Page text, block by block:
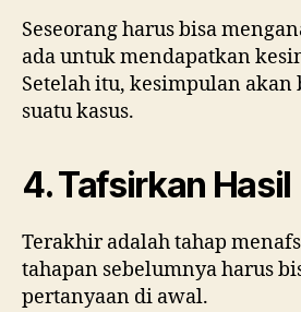
Seseorang harus bisa
ada untuk mendapatkan
Setelah itu, kesimpulan akan
suatu kasus.
4. Tafsirkan Hasil
Terakhir adalah tahap
tahapan sebelumnya harus
pertanyaan di awal.